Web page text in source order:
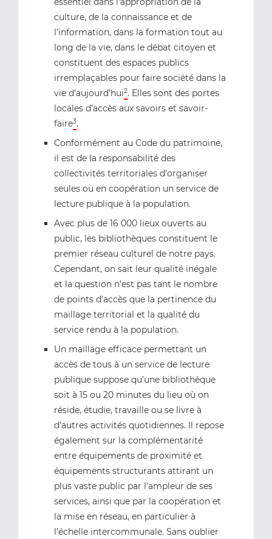
culture, de la connaissance et de
l’information, dans la formation tout au
long de la vie, dans le débat citoyen et
constituent des espaces publics
irremplaçables pour faire société dans la
vie d’aujourd’hui2. Elles sont des portes
locales d’accès aux savoirs et savoir-
faire3.
Conformément au Code du patrimoine,
il est de la responsabilité des
collectivités territoriales d’organiser
seules ou en coopération un service de
lecture publique à la population.
Avec plus de 16 000 lieux ouverts au
public, les bibliothèques constituent le
premier réseau culturel de notre pays.
Cependant, on sait leur qualité inégale
et la question n’est pas tant le nombre
de points d’accès que la pertinence du
maillage territorial et la qualité du
service rendu à la population.
Un maillage efficace permettant un
accès de tous à un service de lecture
publique suppose qu’une bibliothèque
soit à 15 ou 20 minutes du lieu où on
réside, étudie, travaille ou se livre à
d’autres activités quotidiennes. Il repose
également sur la complémentarité
entre équipements de proximité et
équipements structurants attirant un
plus vaste public par l’ampleur de ses
services, ainsi que par la coopération et
la mise en réseau, en particulier à
l’échelle intercommunale. Sans oublier